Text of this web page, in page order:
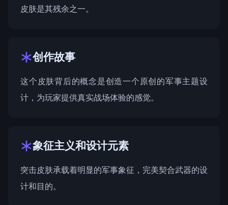
皮肤是其残余之一。
创作故事
这个皮肤背后的概念是创造一个原创的军事主题设
计，为玩家提供真实战场体验的感觉。
象征主义和设计元素
突击皮肤承载着明显的军事象征，完美契合武器的设
计和目的。